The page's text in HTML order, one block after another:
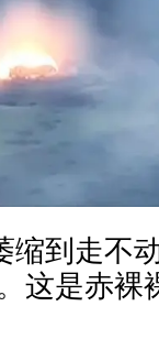
缩到走不
这是赤裸